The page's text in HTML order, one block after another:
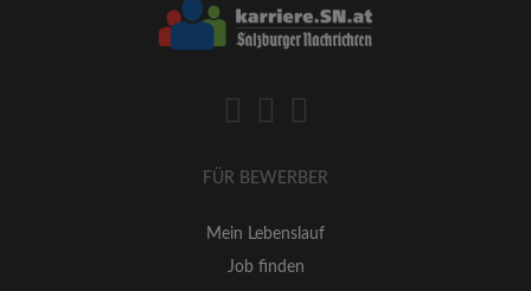
FÜR BEWERBER
Mein Lebenslauf
Job finden